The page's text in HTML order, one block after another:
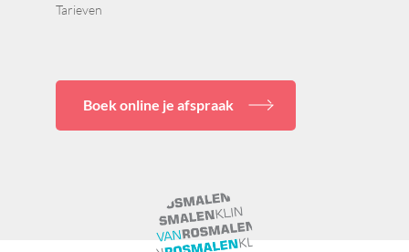
Tarieven
Boek online je afspraak